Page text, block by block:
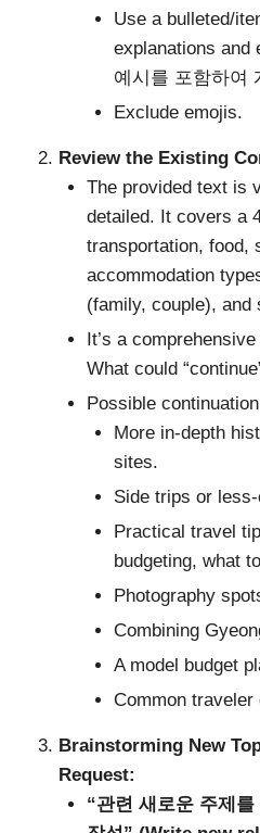
Use a bulleted/
explanations and
예시를 포함하여
Exclude emojis.
Review the Existing
The provided text is
detailed. It covers a
transportation, food,
accommodation
(family, couple), and
It’s a
What could
Possible
More in-depth
sites.
Side trips or
Practical travel
budgeting, what
Photography
Combining
A model budget
Common
Brainstorming New
Request:
“관련 새로운 주제